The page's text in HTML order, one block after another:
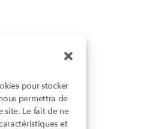
pour stocker
permettra de
site. Le fait de ne
et